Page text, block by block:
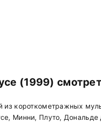
(1999)
из короткометражных
Минни, Плуто, Дональде